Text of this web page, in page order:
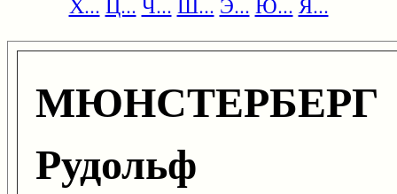
МЮНСТЕРБЕРГ
Рудольф